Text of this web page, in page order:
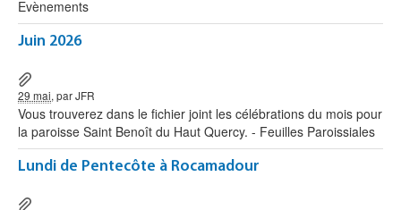
Evènements
Juin 2026
29 mai, par JFR
Vous trouverez dans le fichier joint les célébrations du mois pour
la paroisse Saint Benoît du Haut Quercy. - Feuilles Paroissiales
Lundi de Pentecôte à Rocamadour